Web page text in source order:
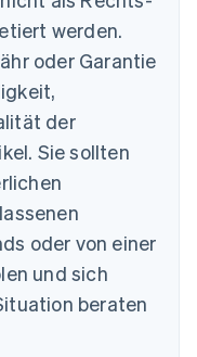
werden.
oder Garantie
der
Sie sollten
oder von einer
und sich
beraten